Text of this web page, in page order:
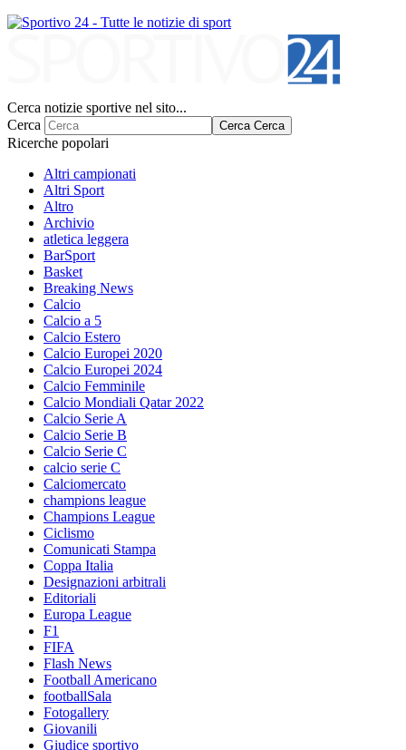
Cerca notizie sportive nel sito...
Cerca
Cerca Cerca
Ricerche popolari
Altri campionati
Altri Sport
Altro
Archivio
atletica leggera
BarSport
Basket
Breaking News
Calcio
Calcio a 5
Calcio Estero
Calcio Europei 2020
Calcio Europei 2024
Calcio Femminile
Calcio Mondiali Qatar 2022
Calcio Serie A
Calcio Serie B
Calcio Serie C
calcio serie C
Calciomercato
champions league
Champions League
Ciclismo
Comunicati Stampa
Coppa Italia
Designazioni arbitrali
Editoriali
Europa League
F1
FIFA
Flash News
Football Americano
footballSala
Fotogallery
Giovanili
Giudice sportivo